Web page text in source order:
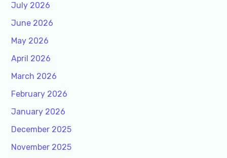
July 2026
June 2026
May 2026
April 2026
March 2026
February 2026
January 2026
December 2025
November 2025